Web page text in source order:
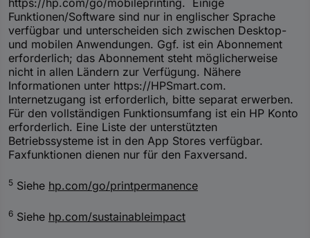
https://hp.com/go/mobileprinting. Einige
Funktionen/Software sind nur in englischer Sprache
verfügbar und unterscheiden sich zwischen Desktop-
und mobilen Anwendungen. Ggf. ist ein Abonnement
erforderlich; das Abonnement steht möglicherweise
nicht in allen Ländern zur Verfügung. Nähere
Informationen unter https://HPSmart.com.
Internetzugang ist erforderlich, bitte separat erwerben.
Für den vollständigen Funktionsumfang ist ein HP Konto
erforderlich. Eine Liste der unterstützten
Betriebssysteme ist in den App Stores verfügbar.
Faxfunktionen dienen nur für den Faxversand.
5 Siehe hp.com/go/printpermanence
6 Siehe hp.com/sustainableimpact